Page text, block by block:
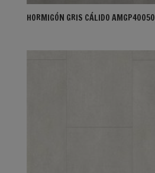
HORMIGÓN GRIS CÁLIDO AMGP40050